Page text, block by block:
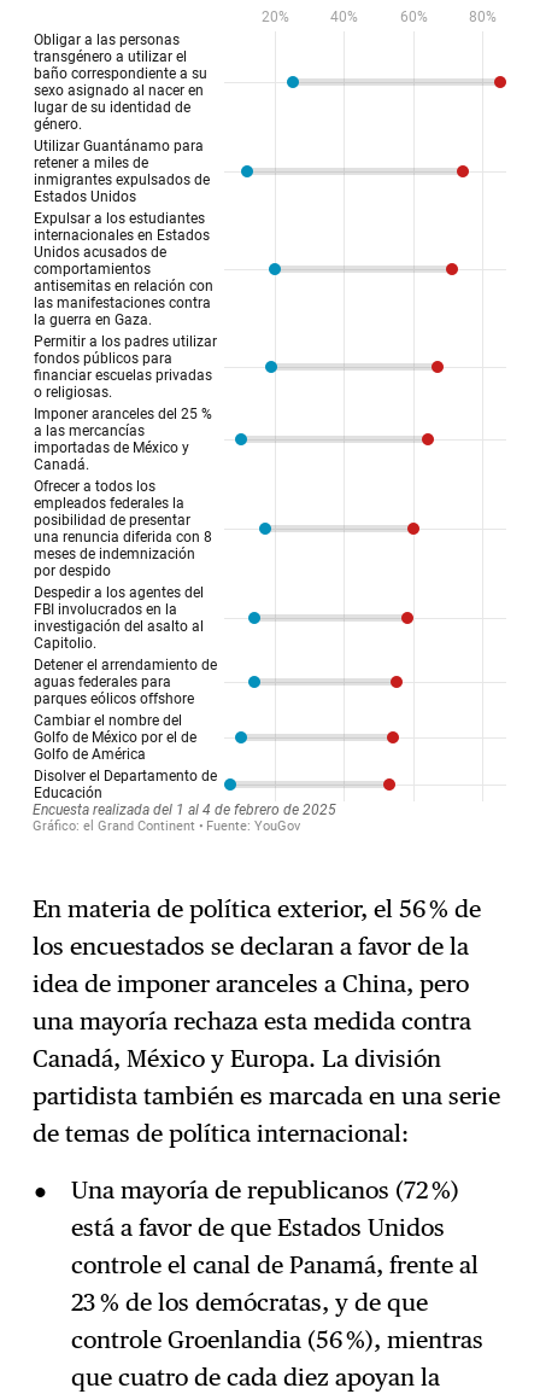
En materia de política exterior, el 56 % de
los encuestados se declaran a favor de la
idea de imponer aranceles a China, pero
una mayoría rechaza esta medida contra
Canadá, México y Europa. La división
partidista también es marcada en una serie
de temas de política internacional:
Una mayoría de republicanos (72 %)
está a favor de que Estados Unidos
controle el canal de Panamá, frente al
23 % de los demócratas, y de que
controle Groenlandia (56 %), mientras
que cuatro de cada diez apoyan la